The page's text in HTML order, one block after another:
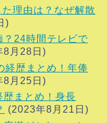
理由は？なぜ解散
)
？24時間テレビで
8月28日)
経歴まとめ！年俸
8月25日)
歴まとめ！身長
(2023年8月21日)